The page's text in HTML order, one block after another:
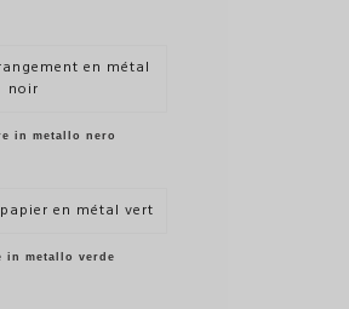
IL PRODOTTO
IL PRODOTTO
in metallo nero
in metallo verde